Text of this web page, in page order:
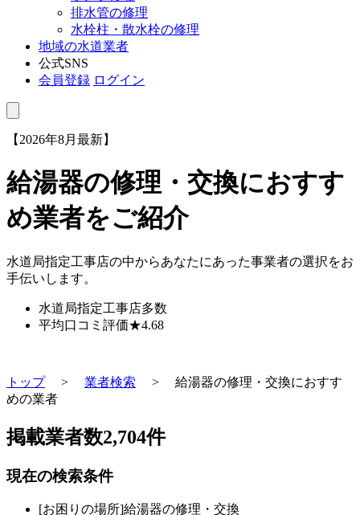
排水管の修理
水栓柱・散水栓の修理
地域の水道業者
公式SNS
会員登録 ログイン
【2026年8月最新】
給湯器の修理・交換におすす
め業者をご紹介
水道局指定工事店の中からあなたにあった事業者の選択をお
手伝いします。
水道局指定工事店多数
平均口コミ評価★4.68
トップ> 業者検索 > 給湯器の修理・交換におすす
めの業者
掲載業者数2,704件
現在の検索条件
[お困りの場所]給湯器の修理・交換